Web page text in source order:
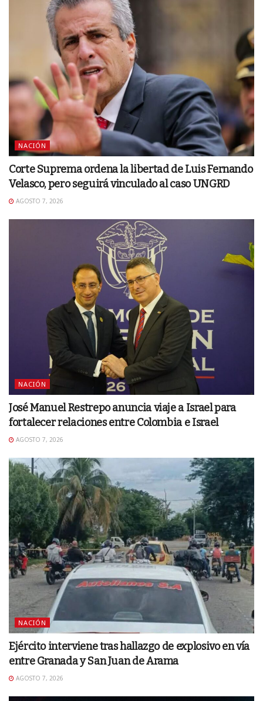
NACIÓN
Corte Suprema ordena la libertad de Luis Fernando
Velasco, pero seguirá vinculado al caso UNGRD
AGOSTO 7, 2026
NACIÓN
José Manuel Restrepo anuncia viaje a Israel para
fortalecer relaciones entre Colombia e Israel
AGOSTO 7, 2026
NACIÓN
Ejército interviene tras hallazgo de explosivo en vía
entre Granada y San Juan de Arama
AGOSTO 7, 2026